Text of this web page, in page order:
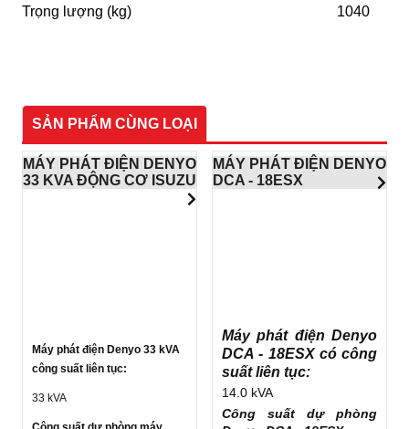
Trọng lượng (kg)
1040
SẢN PHẨM CÙNG LOẠI
MÁY PHÁT ĐIỆN DENYO
33 KVA ĐỘNG CƠ ISUZU
Máy phát điện Denyo 33 kVA
công suất liên tục:
33 kVA
MÁY PHÁT ĐIỆN DENYO
DCA - 18ESX
Máy phát điện Denyo
DCA - 18ESX có công
suất liên tục:
14.0 kVA
Công suất dự phòng